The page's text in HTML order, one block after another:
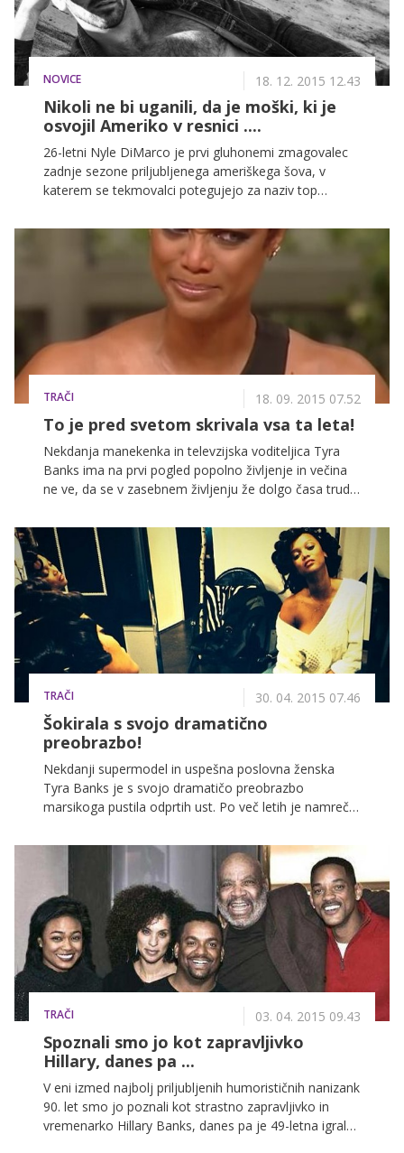
NOVICE 18. 12. 2015 12.43
Nikoli ne bi uganili, da je moški, ki je
osvojil Ameriko v resnici ....
26-letni Nyle DiMarco je prvi gluhonemi zmagovalec
zadnje sezone priljubljenega ameriškega šova, v
katerem se tekmovalci potegujejo za naziv top
pogledom popolnoma očaral televizijsko voditeljico
TRAČI 18. 09. 2015 07.52
To je pred svetom skrivala vsa ta leta!
Nekdanja manekenka in televzijska voditeljica Tyra
Banks ima na prvi pogled popolno življenje in večina
ne ve, da se v zasebnem življenju že dolgo časa trudi
zlomili, a pravi, da še vedno upa, da bo imela nekoč
veliko družino.
TRAČI 30. 04. 2015 07.46
Šokirala s svojo dramatično
preobrazbo!
Nekdanji supermodel in uspešna poslovna ženska
Tyra Banks je s svojo dramatičo preobrazbo
marsikoga pustila odprtih ust. Po več letih je namreč
popolnoma navdušila!
TRAČI 03. 04. 2015 09.43
Spoznali smo jo kot zapravljivko
Hillary, danes pa ...
V eni izmed najbolj priljubljenih humorističnih nanizank
90. let smo jo poznali kot strastno zapravljivko in
vremenarko Hillary Banks, danes pa je 49-letna igralka